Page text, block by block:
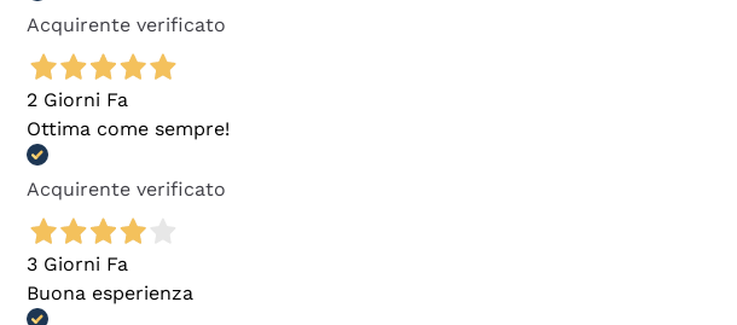
Acquirente verificato
2 Giorni Fa
Ottima come sempre!
Acquirente verificato
3 Giorni Fa
Buona esperienza